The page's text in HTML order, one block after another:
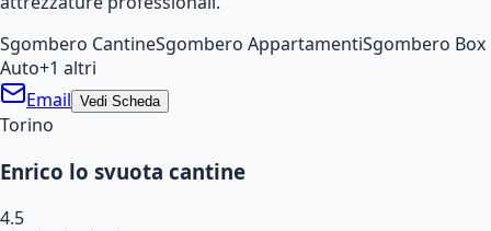
Sgombero CantineSgombero AppartamentiSgombero Box
Auto+1 altri
Email Vedi Scheda
Torino
Enrico lo svuota cantine
4.5